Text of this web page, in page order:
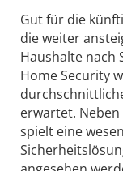
Gut für die
die weiter
Haushalte nach
Home Security
erwartet.
spielt eine